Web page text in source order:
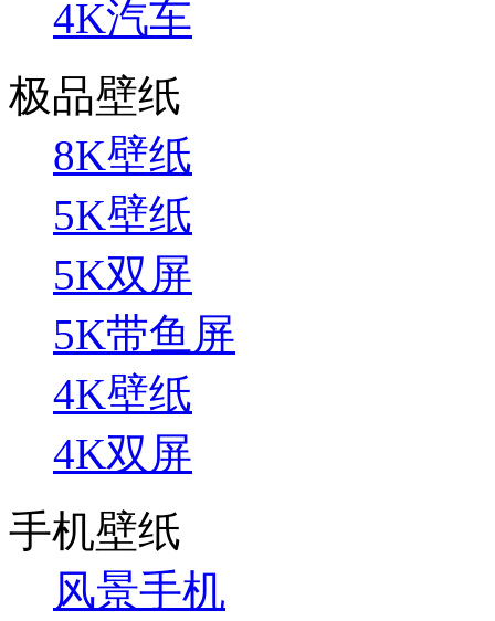
4K汽车
极品壁纸
8K壁纸
5K壁纸
5K双屏
5K带鱼屏
4K壁纸
4K双屏
手机壁纸
风景手机